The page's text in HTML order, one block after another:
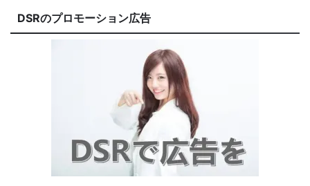
DSRのプロモーション広告